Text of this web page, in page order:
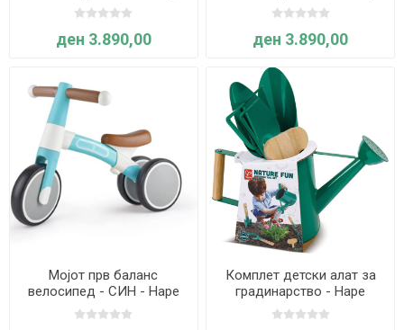
ден 3.890,00 ден 3.890,00
Мојот прв баланс
велосипед - СИН - Hape
Комплет детски алат за
градинарство - Hape
International